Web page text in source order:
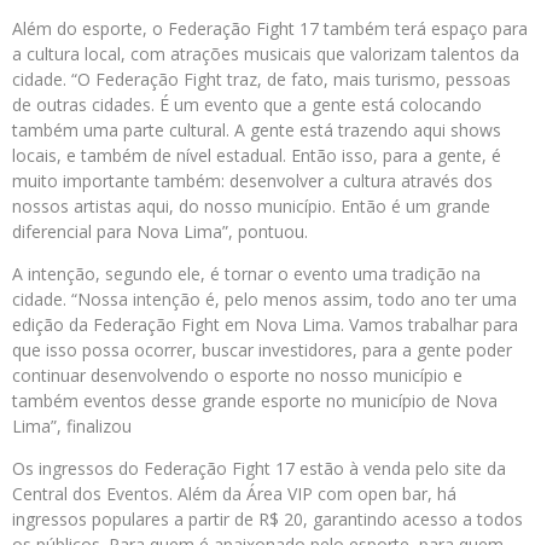
Além do esporte, o Federação Fight 17 também terá espaço para
a cultura local, com atrações musicais que valorizam talentos da
cidade. “O Federação Fight traz, de fato, mais turismo, pessoas
de outras cidades. É um evento que a gente está colocando
também uma parte cultural. A gente está trazendo aqui shows
locais, e também de nível estadual. Então isso, para a gente, é
muito importante também: desenvolver a cultura através dos
nossos artistas aqui, do nosso município. Então é um grande
diferencial para Nova Lima”, pontuou.
A intenção, segundo ele, é tornar o evento uma tradição na
cidade. “Nossa intenção é, pelo menos assim, todo ano ter uma
edição da Federação Fight em Nova Lima. Vamos trabalhar para
que isso possa ocorrer, buscar investidores, para a gente poder
continuar desenvolvendo o esporte no nosso município e
também eventos desse grande esporte no município de Nova
Lima”, finalizou
Os ingressos do Federação Fight 17 estão à venda pelo site da
Central dos Eventos. Além da Área VIP com open bar, há
ingressos populares a partir de R$ 20, garantindo acesso a todos